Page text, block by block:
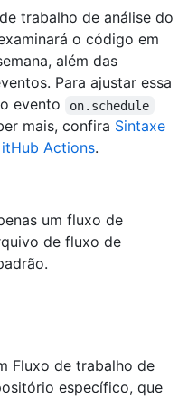
trabalho de análise do
o código em
além das
Para ajustar essa
evento on.schedule
mais, confira Sintaxe
Actions.
um fluxo de
de fluxo de
Fluxo de trabalho de
específico, que